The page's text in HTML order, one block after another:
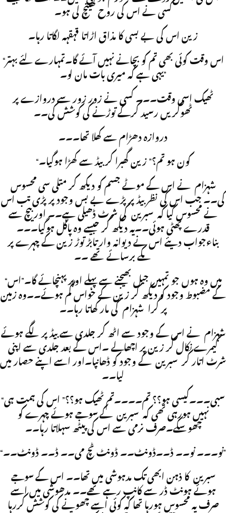
کسی نے اس کی روح کھینچ لی ہو۔
زین اس کی بے بسی کا مذاق اڑاتا قہقہہ لگاتا رہا۔
“اس وقت کوئی بھی تم کو بچانے نہیں آئے گا۔تمہارے لئے بہتر
یہی ہے کہ میری بات مان لو۔”
ٹھیک اسی وقت۔۔۔ کسی نے زور زور سے دروازے پر
ٹھوکریں رسید کرکے توڑنے کی کوشش کی۔۔
دروازہ دھڑام سے کھلا تھا۔۔۔
“کون ہو تم؟” زین گھبرا کر بیڈ سے کھڑا ہوگیا۔
شہزام نے اس کے موٹے جسم کو دیکھ کر متلی سی محسوس
کی۔۔ جب اس کی نظر بیڈ پر پڑے بے بس وجود پر پڑی تب اس
نے محسوس کیا کہ سبرین کی شرٹ ڈھیلی ہے۔۔ اور بیچ سے
قدرے پھٹی ہوئی۔۔یہ دیکھ کر جیسے وہ پاگل ہوگیا۔۔۔
بناءجواب دیئے اس نے دیوانہ وار تابڑ توڑ زین کے چہرے پر
مکے برسائے تھے ۔۔
“میں وہ ہوں جو تمہیں جیل بھیجنے سے پہلے اوپر پہنچائے گا۔”اس
کے مضبوط وجود کو دیکھ کر زین کے حواس گم ہوئے۔۔وہ زمین
پر گرا شہزام کی مار کھاتا رہا۔۔
شہزام نے اس کے وجود سے اٹھ کر جلدی سے بیڈ پر لگے ہوئے
کیمرے نکال کر زین پر اچھالے ۔اس کے بعد جلدی سے اپنی
شرٹ اتار کر سبرین کے وجود کو ڈھانپا۔اور اسے اپنے حصار میں
لیا۔۔
“سبی۔۔۔کیسی ہو؟؟ تم۔۔۔۔تم ٹھیک ہو؟؟” اس کی ہمت ہی
نہیں ہورہی تھی کہ سبرین کے سوجے ہوئے چہرے کو
چھوسکے۔صرف نرمی سے اس کی پیٹھ سہلاتا رہا۔۔
“نو۔۔۔ نو۔۔ ڈ۔۔ڈونٹ۔۔ ڈونٹ ٹچ می۔۔ ڈ۔۔ ڈونٹ۔۔”
سبرین کا ذہن ابھی تک مدہوشی میں تھا۔۔ اس کے سوجے
ہوئے ہونٹ ڈر سے کانپ رہے تھے۔۔ مدھوشی میں اسے
صرف یہ محسوس ہورہا تھا کہ کوئی اسے چھونے کی کوشش کررہا